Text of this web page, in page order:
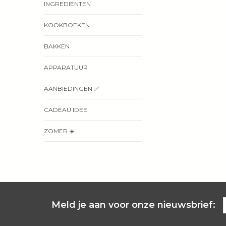
INGREDIËNTEN
KOOKBOEKEN
BAKKEN
APPARATUUR
AANBIEDINGEN ✅
CADEAU IDEE
ZOMER ☀️
Meld je aan voor onze nieuwsbrief: